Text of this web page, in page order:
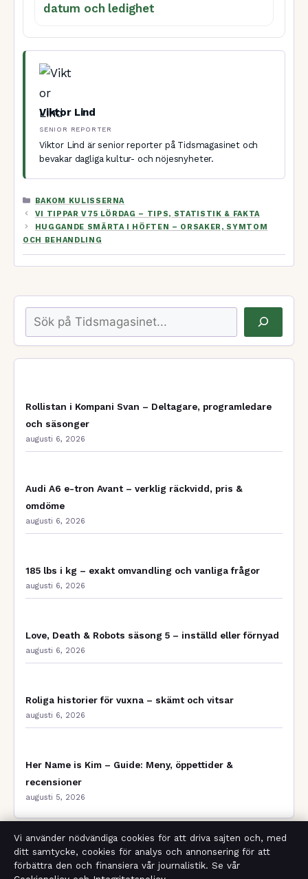
datum och ledighet
Viktor Lind
SENIOR REPORTER
Viktor Lind är senior reporter på Tidsmagasinet och
bevakar dagliga kultur- och nöjesnyheter.
KATEGORIER
BAKOM KULISSERNA
VI TIPPAR V75 LÖRDAG – TIPS, STATISTIK & FAKTA
HUGGANDE SMÄRTA I HÖFTEN – ORSAKER, SYMTOM
OCH BEHANDLING
Sök
Rollistan i Kompani Svan – Deltagare, programledare
och säsonger
augusti 6, 2026
Audi A6 e-tron Avant – verklig räckvidd, pris &
omdöme
augusti 6, 2026
185 lbs i kg – exakt omvandling och vanliga frågor
augusti 6, 2026
Love, Death & Robots säsong 5 – inställd eller förnyad
augusti 6, 2026
Roliga historier för vuxna – skämt och vitsar
augusti 6, 2026
Her Name is Kim – Guide: Meny, öppettider &
recensioner
augusti 5, 2026
Bakom kulisserna
Vi använder nödvändiga cookies för att driva sajten och, med
ditt samtycke, cookies för analys och annonsering för att
förbättra den och finansiera vår journalistik. Se vår